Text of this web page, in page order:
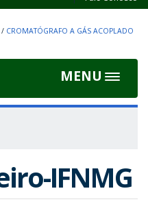
/ CROMATÓGRAFO A GÁS ACOPLADO
MENU
Toggle
IFNMG